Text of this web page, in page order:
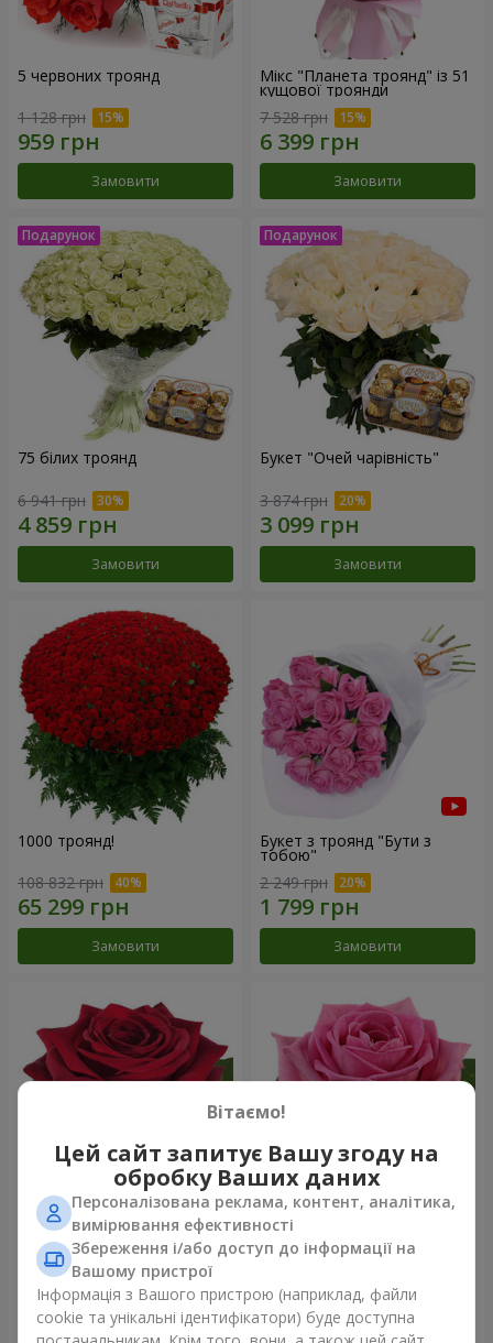
5 червоних троянд
1 128 грн
Замовити
Мікс "Планета троянд" із 51
кущової троянди
7 528 грн
Замовити
75 білих троянд
6 941 грн
Замовити
Букет "Очей чарівність"
3 874 грн
Замовити
1000 троянд!
108 832 грн
Замовити
Букет з троянд "Бути з
тобою"
2 249 грн
Замовити
Червона троянда
(поштучно)
Замовити
Рожева троянда (поштучно)
Замовити
Вітаємо!
Цей сайт запитує Вашу згоду на
обробку Ваших даних
Персоналізована реклама, контент, аналітика,
вимірювання ефективності
Збереження і/або доступ до інформації на
Вашому пристрої
Інформація з Вашого пристрою (наприклад, файли
cookie та унікальні ідентифікатори) буде доступна